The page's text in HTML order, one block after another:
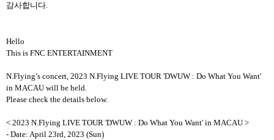
감사합니다.
Hello
This is FNC ENTERTAINMENT
N.Flying’s concert, 2023 N.Flying LIVE TOUR 'DWUW : Do What You Want'
in MACAU will be held.
Please check the details below.
< 2023 N.Flying LIVE TOUR 'DWUW : Do What You Want' in MACAU >
- Date: April 23rd, 2023 (Sun)